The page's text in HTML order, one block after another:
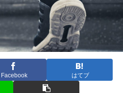
Facebook はてブ